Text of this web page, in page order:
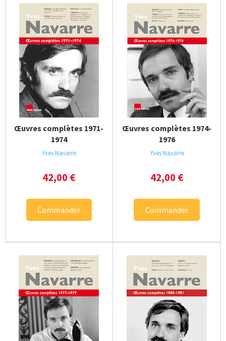
Œuvres complètes 1971-
1974
Yves Navarre
42,00 €
Commander
Œuvres complètes 1974-
1976
Yves Navarre
42,00 €
Commander